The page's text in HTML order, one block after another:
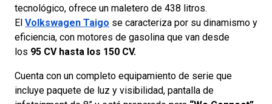
tecnológico, ofrece un maletero de 438 litros.
El Volkswagen Taigo se caracteriza por su dinamismo y
eficiencia, con motores de gasolina que van desde
los 95 CV hasta los 150 CV.
Cuenta con un completo equipamiento de serie que
incluye paquete de luz y visibilidad, pantalla de